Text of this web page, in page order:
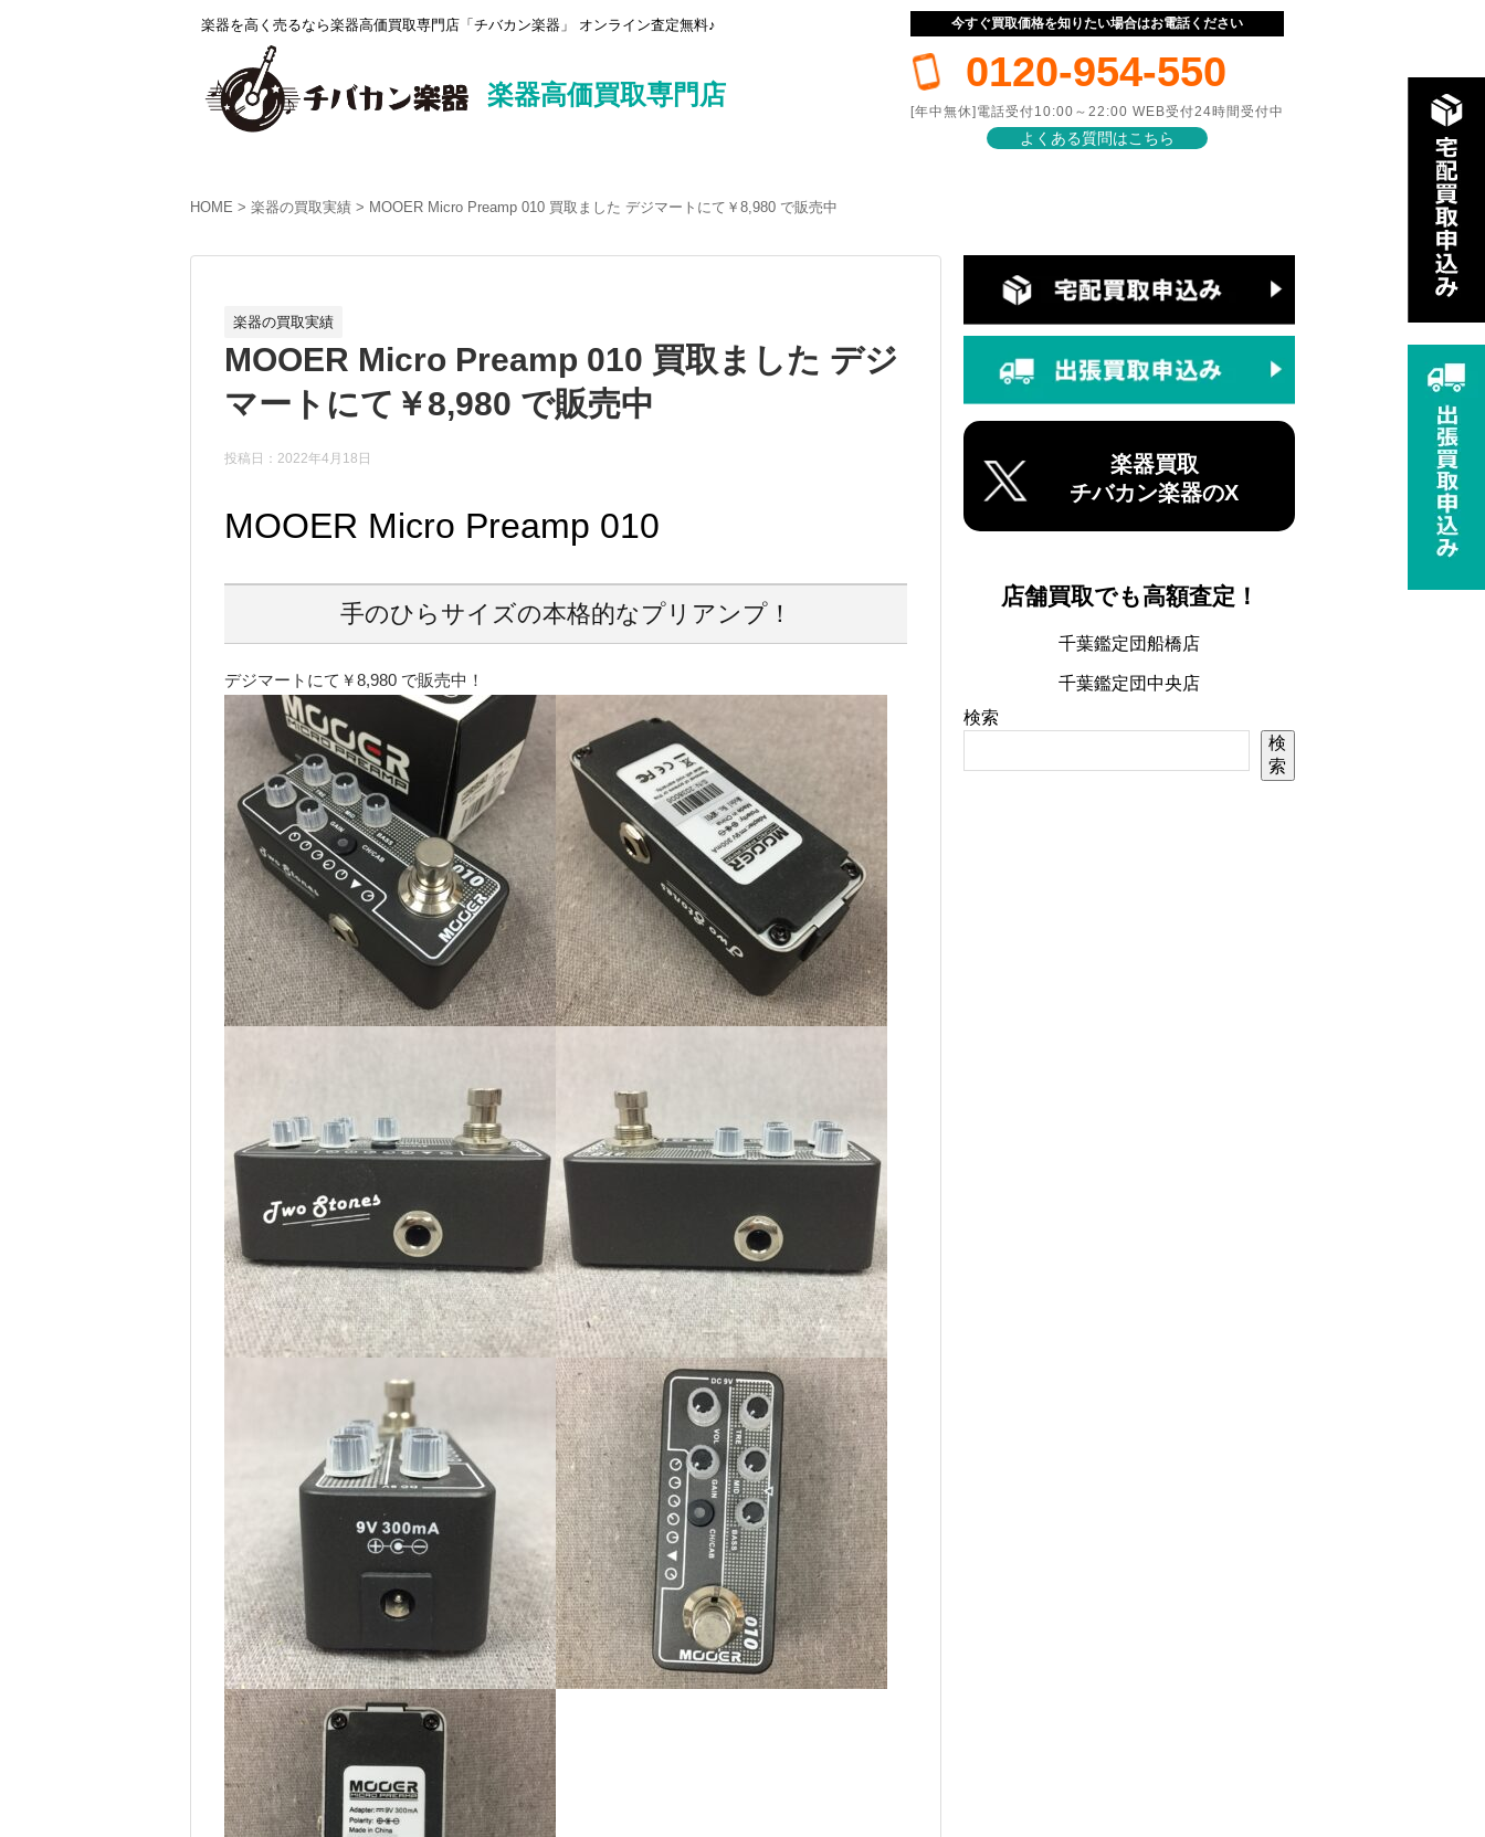
楽器を高く売るなら楽器高価買取専門店「チバカン楽器」 オンライン査定無料♪
楽器高価買取専門店
今すぐ買取価格を知りたい場合はお電話ください
0120-954-550
[年中無休]電話受付10:00～22:00 WEB受付24時間受付中
よくある質問はこちら
HOME 楽器の買取実績 MOOER Micro Preamp 010 買取ました デジマートにて￥8,980 で販売中
楽器の買取実績
MOOER Micro Preamp 010 買取ました デジ
マートにて￥8,980 で販売中
投稿日：2022年4月18日
MOOER Micro Preamp 010
手のひらサイズの本格的なプリアンプ！
デジマートにて￥8,980 で販売中！
楽器買取
チバカン楽器のX
店舗買取でも高額査定！
千葉鑑定団船橋店
千葉鑑定団中央店
検索
検
索